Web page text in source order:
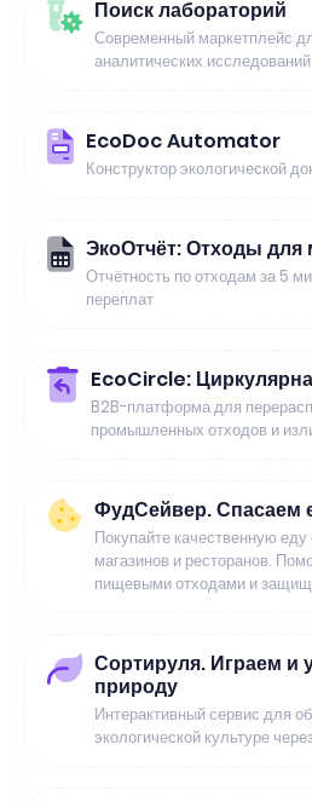
Поиск лабораторий
Современный маркетплейс
аналитических исследований
EcoDoc Automator
Конструктор экологической
ЭкоОтчёт: Отходы для
Отчётность по отходам за 5
переплат
EcoCircle:
B2B-платформа для
промышленных отходов и
ФудСейвер. Спасаем
Покупайте качественную
магазинов и ресторанов.
пищевыми отходами и
Сортируля. Играем и
природу
Интерактивный сервис для
экологической культуре